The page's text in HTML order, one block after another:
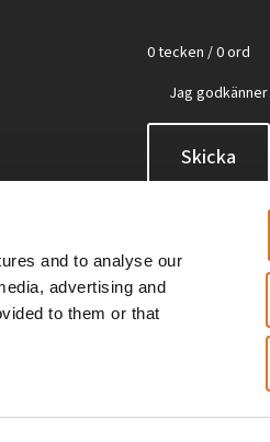
and to analyse our
advertising and
to them or that
0 tecken / 0 ord
Jag godkänner
Skicka